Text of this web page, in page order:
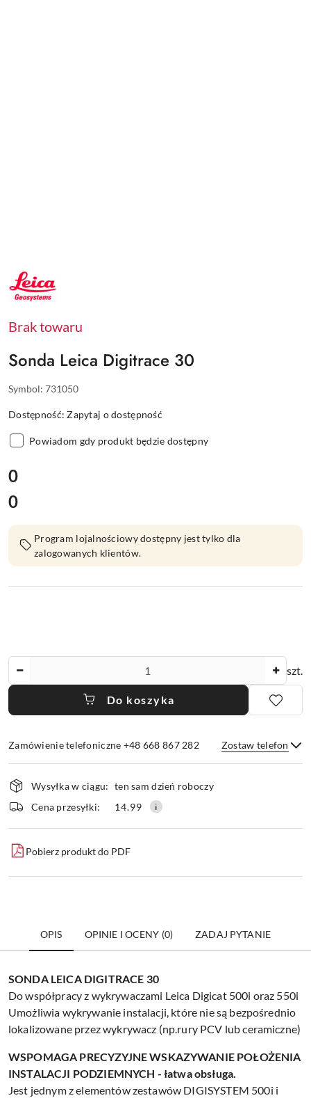
NAZWA
PRODUCENTA:
LEICA
Brak towaru
Sonda Leica Digitrace 30
Symbol: 731050
Dostępność:Zapytaj o dostępność
Powiadom gdy produkt będzie dostępny
cena:
0
Cena:
0
Program lojalnościowy dostępny jest tylko dla
zalogowanych klientów.
szt.
Do koszyka
Zamówienie telefoniczne +48 668 867 282 Zostaw telefon
Wyślij
Dostępność
i
dostawa
Wysyłka w ciągu: ten sam dzień roboczy
Cena przesyłki:
14.99
Pobierz produkt do PDF
OPIS OPINIE I OCENY (0) ZADAJ PYTANIE
SONDA LEICA DIGITRACE 30
Do współpracy z wykrywaczami Leica Digicat 500i oraz 550i
Umożliwia wykrywanie instalacji, które nie są bezpośrednio
lokalizowane przez wykrywacz (np.rury PCV lub ceramiczne)
WSPOMAGA PRECYZYJNE WSKAZYWANIE POŁOŻENIA
INSTALACJI PODZIEMNYCH - łatwa obsługa.
Jest jednym z elementów zestawów DIGISYSTEM 500i i